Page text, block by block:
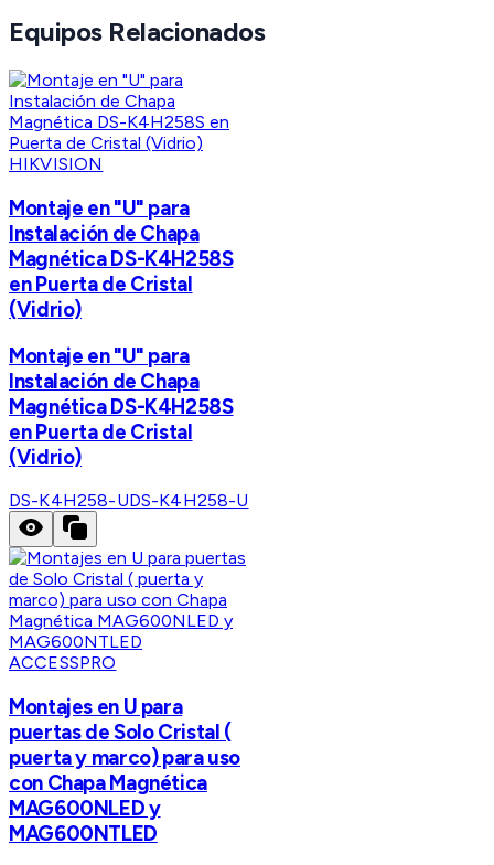
Equipos Relacionados
HIKVISION
Montaje en "U" para
Instalación de Chapa
Magnética DS-K4H258S
en Puerta de Cristal
(Vidrio)
Montaje en "U" para
Instalación de Chapa
Magnética DS-K4H258S
en Puerta de Cristal
(Vidrio)
DS-K4H258-UDS-K4H258-U
ACCESSPRO
Montajes en U para
puertas de Solo Cristal (
puerta y marco) para uso
con Chapa Magnética
MAG600NLED y
MAG600NTLED